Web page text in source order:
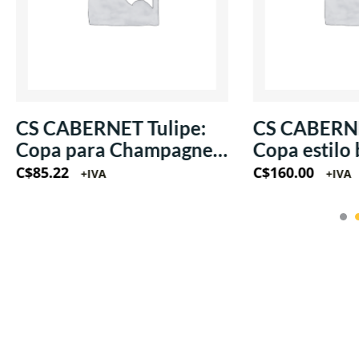
CS CABERNET Ballon:
Copa estilo ballon 24oz
(Krysta)
C$160.00 +IVA
CS
Copa estilo
(Krysta)
C$112.17 +IVA